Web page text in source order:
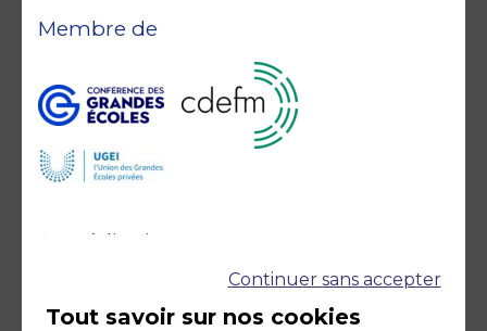
Accréditations
Membre de
Continuer sans accepter
Tout savoir sur nos cookies